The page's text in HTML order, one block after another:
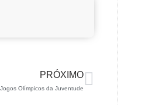
PRÓXIMO
Olímpicos da Juventude